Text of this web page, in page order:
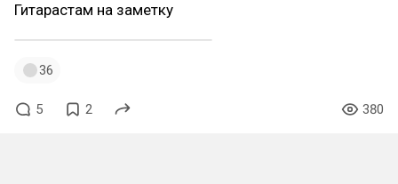
Гитарастам на заметку
36
5 2 380